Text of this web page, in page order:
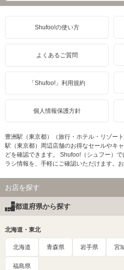
Shufoo!の使い方
よくあるご質問
「Shufoo!」利用規約
個人情報保護方針
豊洲駅（東京都）（旅行・ホテル・リゾー
駅（東京都）周辺店舗のお得なセールやキ
どを確認できます。 Shufoo!（シュフー）
ラシ情報を、手軽にご確認いただけます。
お店を探す
都道府県から探す
北海道・東北
北海道 青森県 岩手県 宮
福島県